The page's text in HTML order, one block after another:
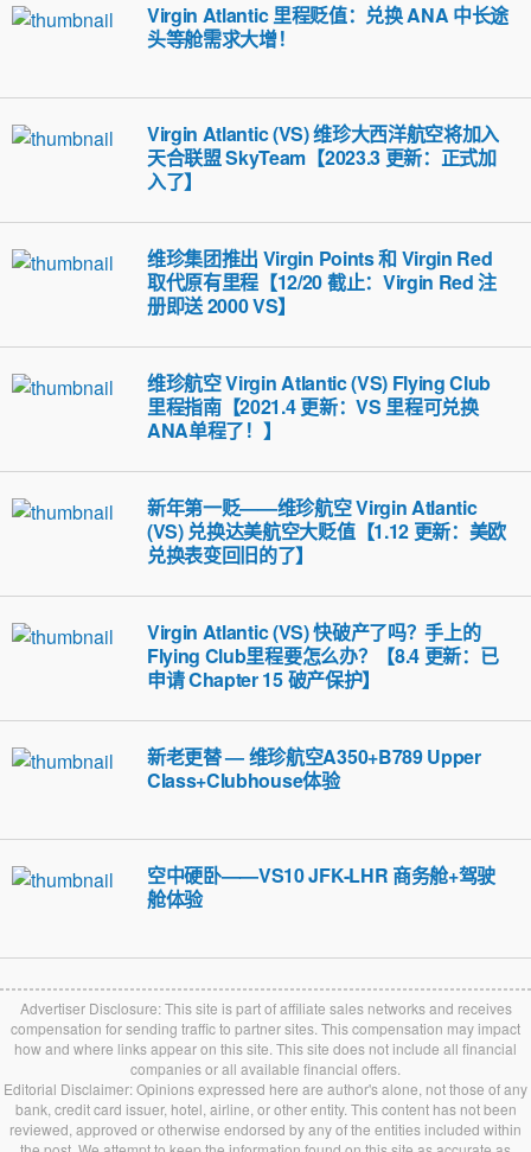
Virgin Atlantic 里程贬值：兑换 ANA 中长途
头等舱需求大增！
Virgin Atlantic (VS) 维珍大西洋航空将加入
天合联盟 SkyTeam【2023.3 更新：正式加
入了】
维珍集团推出 Virgin Points 和 Virgin Red
取代原有里程【12/20 截止：Virgin Red 注
册即送 2000 VS】
维珍航空 Virgin Atlantic (VS) Flying Club
里程指南【2021.4 更新：VS 里程可兑换
ANA单程了！】
新年第一贬——维珍航空 Virgin Atlantic
(VS) 兑换达美航空大贬值【1.12 更新：美欧
兑换表变回旧的了】
Virgin Atlantic (VS) 快破产了吗？手上的
Flying Club里程要怎么办？【8.4 更新：已
申请 Chapter 15 破产保护】
新老更替 — 维珍航空A350+B789 Upper
Class+Clubhouse体验
空中硬卧——VS10 JFK-LHR 商务舱+驾驶
舱体验
Advertiser Disclosure: This site is part of affiliate sales networks and receives
compensation for sending traffic to partner sites. This compensation may impact
how and where links appear on this site. This site does not include all financial
companies or all available financial offers.
Editorial Disclaimer: Opinions expressed here are author's alone, not those of any
bank, credit card issuer, hotel, airline, or other entity. This content has not been
reviewed, approved or otherwise endorsed by any of the entities included within